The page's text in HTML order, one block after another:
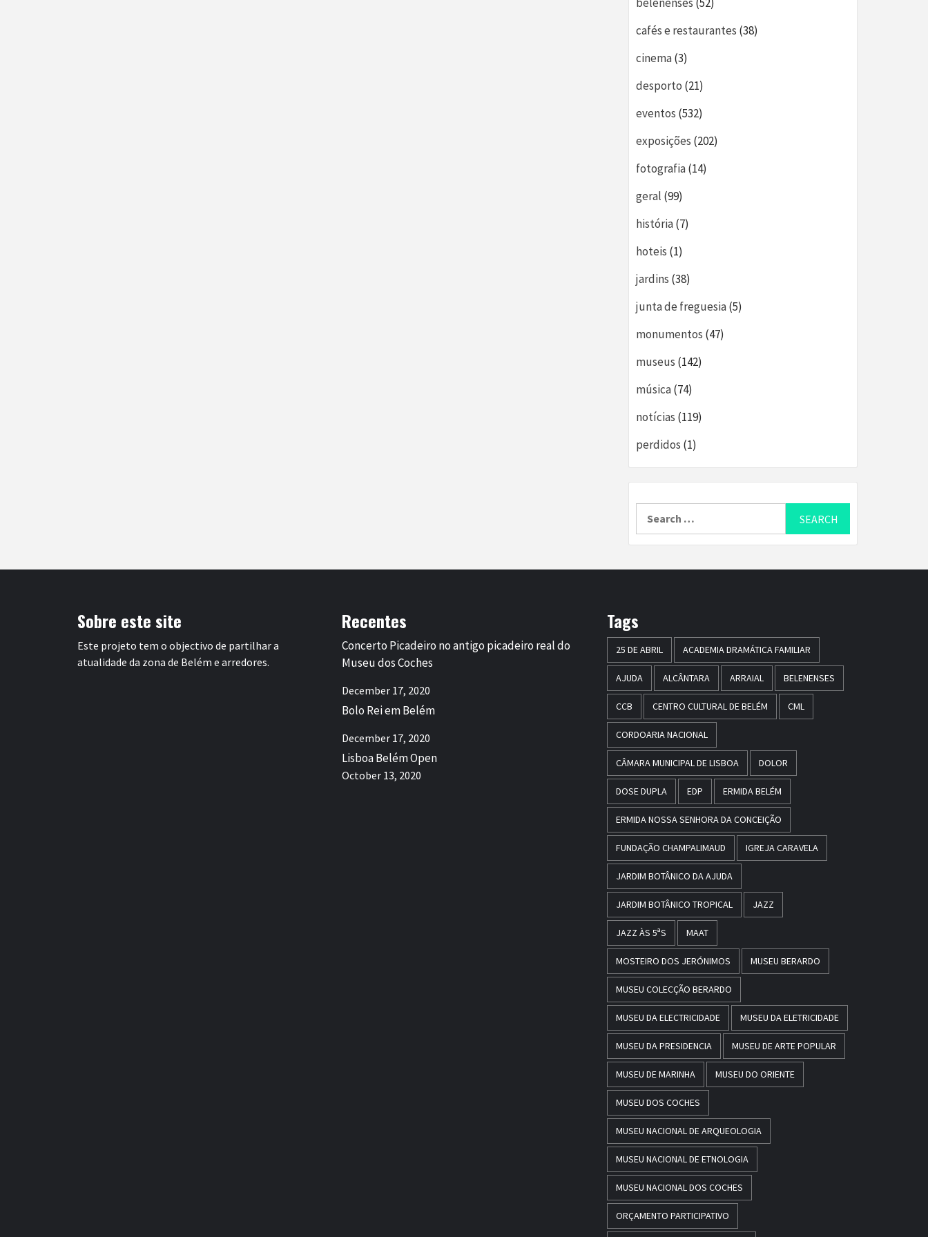
cafés e restaurantes (38)
cinema(3)
desporto (21)
eventos (532)
exposições (202)
fotografia(14)
geral (99)
história(7)
hoteis (1)
jardins (38)
junta de freguesia(5)
monumentos (47)
museus (142)
música(74)
notícias (119)
perdidos (1)
Sobre este site
Este projeto tem o objectivo de partilhar a
atualidade da zona de Belém e arredores.
Recentes
Concerto Picadeiro no antigo picadeiro real do
Museu dos Coches
December 17, 2020
Bolo Rei em Belém
December 17, 2020
Lisboa Belém Open
October 13, 2020
Tags
25 DE ABRIL ACADEMIA DRAMÁTICA FAMILIAR
AJUDA ALCÂNTARA ARRAIAL BELENENSES
CCB CENTRO CULTURAL DE BELÉM CML
CORDOARIA NACIONAL
CÂMARA MUNICIPAL DE LISBOA DOLOR
DOSE DUPLA EDP ERMIDA BELÉM
ERMIDA NOSSA SENHORA DA CONCEIÇÃO
FUNDAÇÃO CHAMPALIMAUD IGREJA CARAVELA
JARDIM BOTÂNICO DA AJUDA
JARDIM BOTÂNICO TROPICAL JAZZ
JAZZ ÀS 5ªS MAAT
MOSTEIRO DOS JERÓNIMOS MUSEU BERARDO
MUSEU COLECÇÃO BERARDO
MUSEU DA ELECTRICIDADE MUSEU DA ELETRICIDADE
MUSEU DA PRESIDENCIA MUSEU DE ARTE POPULAR
MUSEU DE MARINHA MUSEU DO ORIENTE
MUSEU DOS COCHES
MUSEU NACIONAL DE ARQUEOLOGIA
MUSEU NACIONAL DE ETNOLOGIA
MUSEU NACIONAL DOS COCHES
ORÇAMENTO PARTICIPATIVO